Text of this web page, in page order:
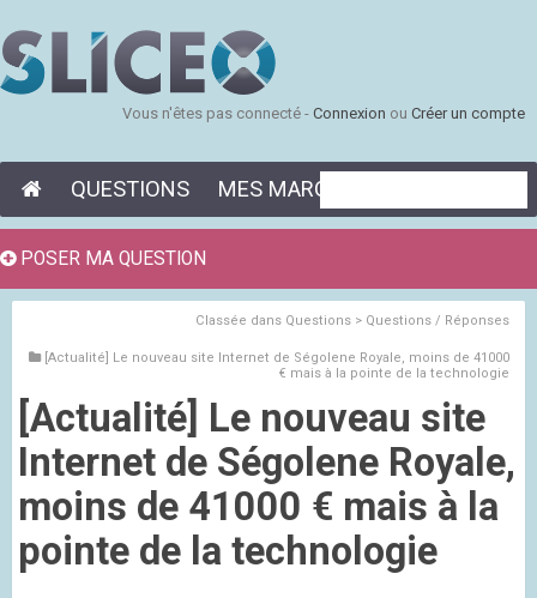
Vous n'êtes pas connecté - Connexion ou Créer un compte
QUESTIONS MES MARQUE-PAGES
Classée dans Questions > Questions / Réponses
[Actualité] Le nouveau site Internet de Ségolene Royale, moins de 41000
€ mais à la pointe de la technologie
[Actualité] Le nouveau site
Internet de Ségolene Royale,
moins de 41000 € mais à la
pointe de la technologie
POSER MA QUESTION